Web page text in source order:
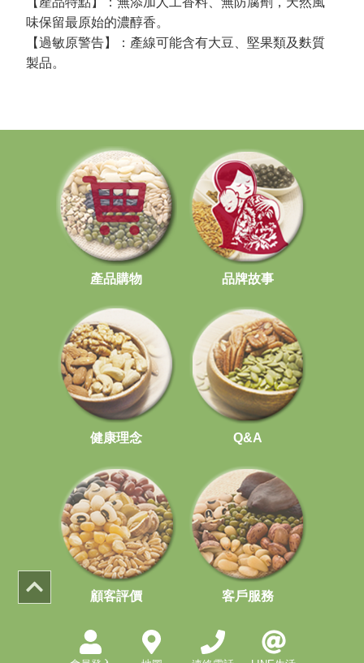
味保留最原始的濃醇香。
【過敏原警告】：產線可能含有大豆、堅果類及麩質
製品。
產品購物 品牌故事
健康理念 Q&A
顧客評價 客戶服務